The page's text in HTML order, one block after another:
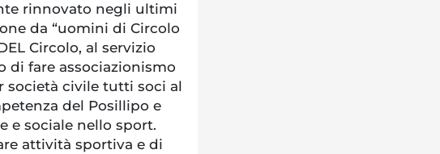
rinnovato negli ultimi
da “uomini di Circolo
Circolo, al servizio
di fare associazionismo
società civile tutti soci al
del Posillipo e
e sociale nello sport.
attività sportiva e di